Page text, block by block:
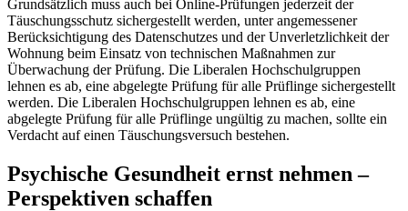
Grundsätzlich muss auch bei Online-Prüfungen jederzeit der
Täuschungsschutz sichergestellt werden, unter angemessener
Berücksichtigung des Datenschutzes und der Unverletzlichkeit der
Wohnung beim Einsatz von technischen Maßnahmen zur
Überwachung der Prüfung. Die Liberalen Hochschulgruppen
lehnen es ab, eine abgelegte Prüfung für alle Prüflinge sichergestellt
werden. Die Liberalen Hochschulgruppen lehnen es ab, eine
abgelegte Prüfung für alle Prüflinge ungültig zu machen, sollte ein
Verdacht auf einen Täuschungsversuch bestehen.
Psychische Gesundheit ernst nehmen –
Perspektiven schaffen